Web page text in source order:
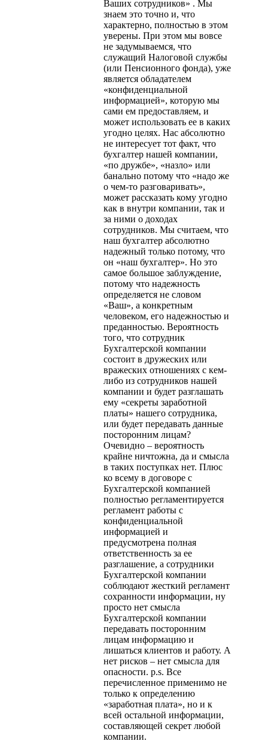
Ваших сотрудников» . Мы
знаем это точно и, что
характерно, полностью в этом
уверены. При этом мы вовсе
не задумываемся, что
служащий Налоговой службы
(или Пенсионного фонда), уже
является обладателем
«конфиденциальной
информацией», которую мы
сами ем предоставляем, и
может использовать ее в каких
угодно целях. Нас абсолютно
не интересует тот факт, что
бухгалтер нашей компании,
«по дружбе», «назло» или
банально потому что «надо же
о чем-то разговаривать»,
может рассказать кому угодно
как в внутри компании, так и
за ними о доходах
сотрудников. Мы считаем, что
наш бухгалтер абсолютно
надежный только потому, что
он «наш бухгалтер». Но это
самое большое заблуждение,
потому что надежность
определяется не словом
«Ваш», а конкретным
человеком, его надежностью и
преданностью. Вероятность
того, что сотрудник
Бухгалтерской компании
состоит в дружеских или
вражеских отношениях с кем-
либо из сотрудников нашей
компании и будет разглашать
ему «секреты заработной
платы» нашего сотрудника,
или будет передавать данные
посторонним лицам?
Очевидно – вероятность
крайне ничтожна, да и смысла
в таких поступках нет. Плюс
ко всему в договоре с
Бухгалтерской компанией
полностью регламентируется
регламент работы с
конфиденциальной
информацией и
предусмотрена полная
ответственность за ее
разглашение, а сотрудники
Бухгалтерской компании
соблюдают жесткий регламент
сохранности информации, ну
просто нет смысла
Бухгалтерской компании
передавать посторонним
лицам информацию и
лишаться клиентов и работу. А
нет рисков – нет смысла для
опасности. p.s. Все
перечисленное применимо не
только к определению
«заработная плата», но и к
всей остальной информации,
составляющей секрет любой
компании.